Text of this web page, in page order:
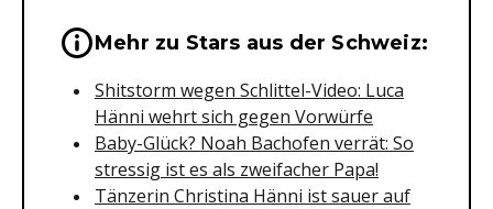
Wichtige Hinweise &
Mehr zu Stars aus der Schweiz:
Shitstorm wegen Schlittel-Video: Luca
Hänni wehrt sich gegen Vorwürfe
Baby-Glück? Noah Bachofen verrät: So
stressig ist es als zweifacher Papa!
Tänzerin Christina Hänni ist sauer auf